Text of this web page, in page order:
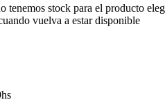
tenemos stock para el producto
vuelva a estar disponible